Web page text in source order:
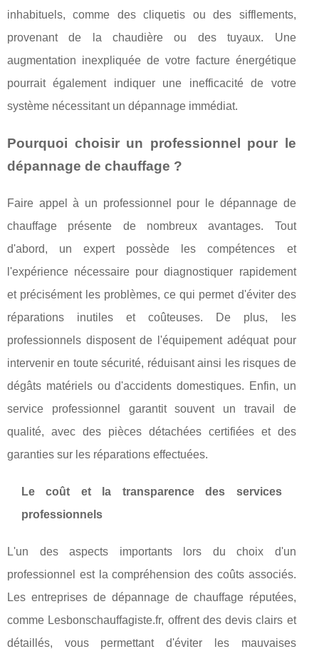
inhabituels, comme des cliquetis ou des sifflements,
provenant de la chaudière ou des tuyaux. Une
augmentation inexpliquée de votre facture énergétique
pourrait également indiquer une inefficacité de votre
système nécessitant un dépannage immédiat.
Pourquoi choisir un professionnel pour le
dépannage de chauffage ?
Faire appel à un professionnel pour le dépannage de
chauffage présente de nombreux avantages. Tout
d'abord, un expert possède les compétences et
l'expérience nécessaire pour diagnostiquer rapidement
et précisément les problèmes, ce qui permet d'éviter des
réparations inutiles et coûteuses. De plus, les
professionnels disposent de l'équipement adéquat pour
intervenir en toute sécurité, réduisant ainsi les risques de
dégâts matériels ou d'accidents domestiques. Enfin, un
service professionnel garantit souvent un travail de
qualité, avec des pièces détachées certifiées et des
garanties sur les réparations effectuées.
Le coût et la transparence des services
professionnels
L'un des aspects importants lors du choix d'un
professionnel est la compréhension des coûts associés.
Les entreprises de dépannage de chauffage réputées,
comme Lesbonschauffagiste.fr, offrent des devis clairs et
détaillés, vous permettant d'éviter les mauvaises